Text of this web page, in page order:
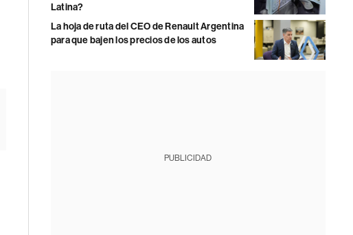
Latina?
La hoja de ruta del CEO de Renault Argentina
para que bajen los precios de los autos
PUBLICIDAD